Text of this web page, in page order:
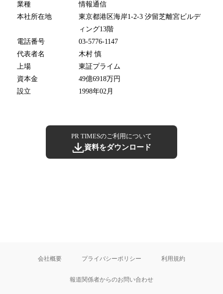
業種
情報通信
本社所在地
東京都港区海岸1-2-3 汐留芝離宮ビルデ
ィング13階
電話番号
03-5776-1147
代表者名
木村 慎
上場
東証プライム
資本金
49億6918万円
設立
1998年02月
PR TIMESのご利用について
資料をダウンロード
会社概要 プライバシーポリシー 利用規約
報道関係者からのお問い合わせ